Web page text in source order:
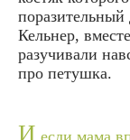
Кельнер,
разучивали
про петушка.
И если мама